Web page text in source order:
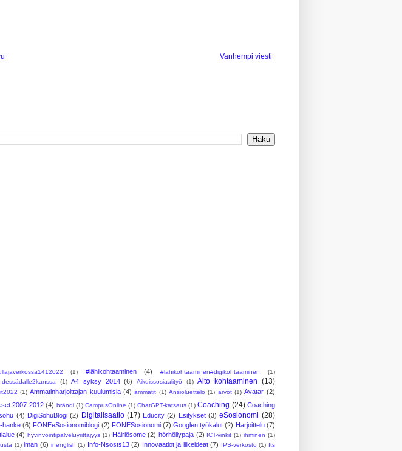
Vanhempi viesti
(1) #lähikohtaaminen (4) #lähikohtaaminen#digikohtaaminen
(1)
(1) A4 syksy 2014 (6) Aikuissosiaalityö (1) Aito kohtaaminen (13)
(1) Ammatinharjoittajan kuulumisia (4) ammatit (1) Ansioluettelo (1) arvot (1) Avatar (2)
2007-2012 (4) brändi (1) CampusOnline (1) ChatGPT-katsaus (1) Coaching (24) Coaching
(4) DigiSohuBlogi (2) Digitalisaatio (17) Educity (2) Esitykset (3) eSosionomi (28)
hanke (6) FONEeSosionomiblogi (2) FONESosionomi (7) Googlen työkalut (2) Harjoittelu (7)
(4) hyvinvointipalveluyrittäjyys (1) Häiriösome (2) hörhöilypaja (2) ICT-vinkit (1) ihminen (1)
(1) iman (6) inenglish (1) Info-Nsosts13 (2) Innovaatiot ja liikeideat (7) IPS-verkosto (1) Its